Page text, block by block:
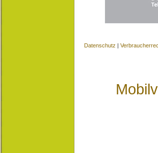
Datenschutz |